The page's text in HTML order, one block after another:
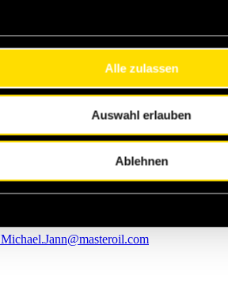
Alle zulassen
Auswahl erlauben
Ablehnen
Michael.Jann@masteroil.com